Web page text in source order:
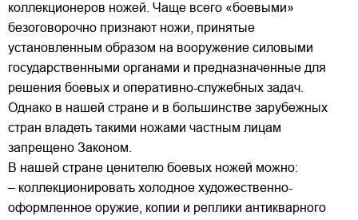
коллекционеров ножей. Чаще всего «боевыми»
безоговорочно признают ножи, принятые
установленным образом на вооружение силовыми
государственными органами и предназначенные для
решения боевых и оперативно-служебных задач.
Однако в нашей стране и в большинстве зарубежных
стран владеть такими ножами частным лицам
запрещено Законом.
В нашей стране ценителю боевых ножей можно:
– коллекционировать холодное художественно-
оформленное оружие, копии и реплики антикварного